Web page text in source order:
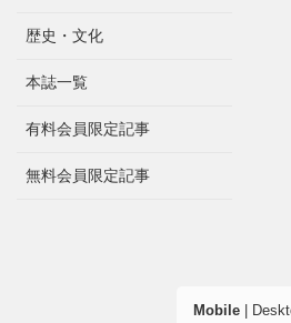
歴史・文化
本誌一覧
有料会員限定記事
無料会員限定記事
Mobile|